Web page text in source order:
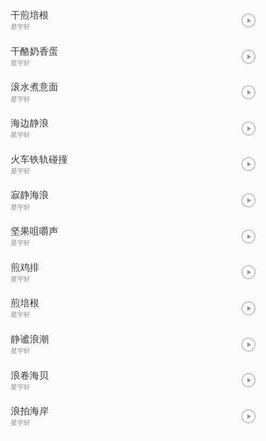
干煎培根
星宇轩
干酪奶香蛋
星宇轩
滚水煮意面
星宇轩
海边静浪
星宇轩
火车铁轨碰撞
星宇轩
寂静海浪
星宇轩
坚果咀嚼声
星宇轩
煎鸡排
星宇轩
煎培根
星宇轩
静谧浪潮
星宇轩
浪卷海贝
星宇轩
浪拍海岸
星宇轩